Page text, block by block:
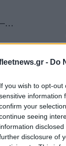
- Do
If you wish to opt-
information
your
seeing
information
disclosure of